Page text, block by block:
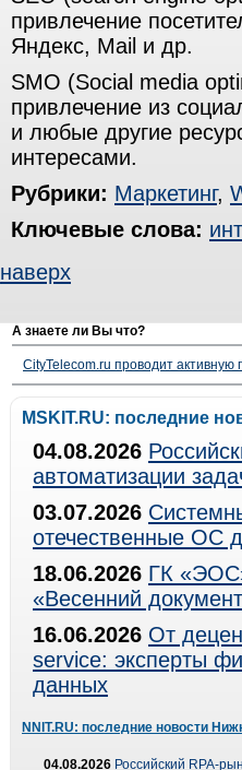
привлечение
Яндекс, Mail и др.
SMO (Social media
привлечение из
и любые другие
интересами.
Рубрики: Маркетинг,
Ключевые слова:
наверх
А знаете ли Вы что?
CityTelecom.ru проводит активную
MSKIT.RU: последние
04.08.2026
автоматизации
03.07.2026
отечественные ОС
18.06.2026 ГК
«Весенний
16.06.2026 От
service: эксперты
данных
NNIT.RU: последние новости
04.08.2026 Российский RPA-